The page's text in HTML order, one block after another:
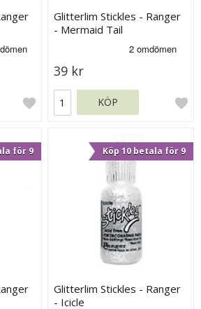
Glitterlim Stickles - Ranger
- Mermaid Tail
39 kr
KÖP
för 9 Köp 10 betala för 9
Glitterlim Stickles - Ranger
- Icicle